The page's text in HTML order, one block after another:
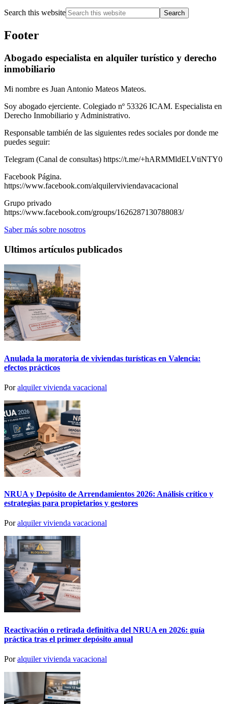
Search this website
Footer
Abogado especialista en alquiler turístico y derecho
inmobiliario
Mi nombre es Juan Antonio Mateos Mateos.
Soy abogado ejerciente. Colegiado nº 53326 ICAM. Especialista en
Derecho Inmobiliario y Administrativo.
Responsable también de las siguientes redes sociales por donde me
puedes seguir:
Telegram (Canal de consultas) https://t.me/+hARMMldELVtiNTY0
Facebook Página.
https://www.facebook.com/alquilerviviendavacacional
Grupo privado
https://www.facebook.com/groups/1626287130788083/
Saber más sobre nosotros
Ultimos artículos publicados
Anulada la moratoria de viviendas turísticas en Valencia:
efectos prácticos
Poralquiler vivienda vacacional
NRUA y Depósito de Arrendamientos 2026: Análisis crítico y
estrategias para propietarios y gestores
Poralquiler vivienda vacacional
Reactivación o retirada definitiva del NRUA en 2026: guía
práctica tras el primer depósito anual
Poralquiler vivienda vacacional